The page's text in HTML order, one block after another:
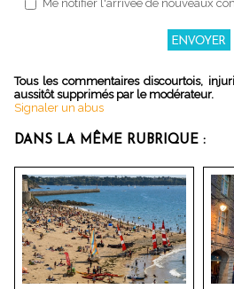
Me notifier l'arrivée de nouveaux
Tous les commentaires discourtois,
aussitôt supprimés par le modérateur.
Signaler un abus
DANS LA MÊME RUBRIQUE :